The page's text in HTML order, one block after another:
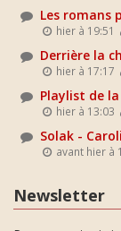
Les romans
hier à 19:51
Derrière la
hier à 17:17
Playlist de
hier à 13:03
Solak -
avant hier à
Newsletter